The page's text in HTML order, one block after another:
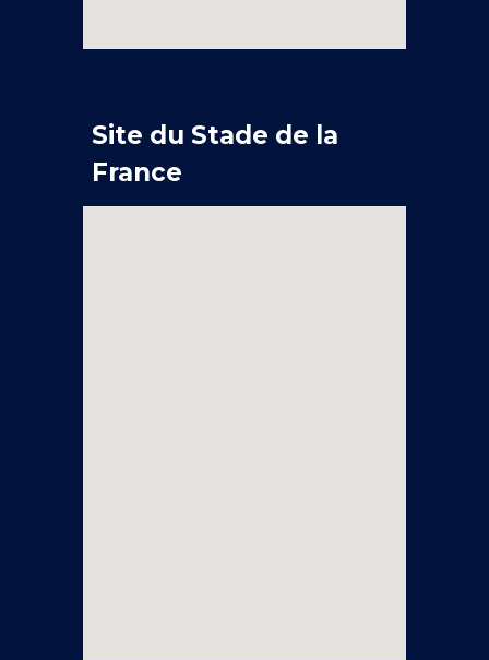
Site du Stade de la
France